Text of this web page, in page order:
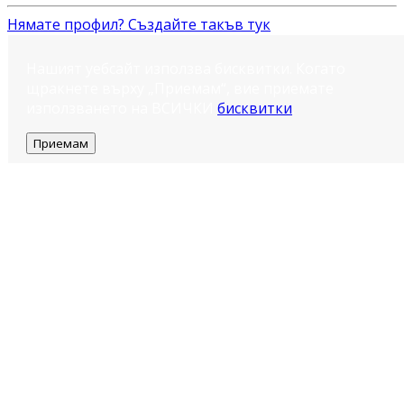
Нямате профил? Създайте такъв тук
бисквитки
Приемам